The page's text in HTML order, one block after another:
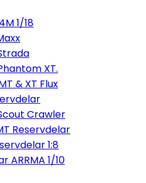
1/18
XT.
& XT Flux
Crawler
Reservdelar
1:8
ARRMA 1/10